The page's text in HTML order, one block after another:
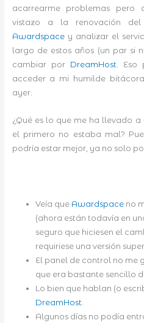
acarrearme problemas pero
vistazo a la renovación
Awardspacey analizar el
largo de estos años (un par si
cambiar por DreamHost. Eso
acceder a mi humilde
ayer.
¿Qué es lo que me ha llevado
el primero no estaba mal?
podría estar mejor, ya no solo
Veía que Awardspaceno
(ahora están todavía en
seguro que hiciesen el
requiriese una versión
El panel de control no me
que era bastante sencillo
Lo bien que hablan (o
DreamHost.
Algunos días no podía